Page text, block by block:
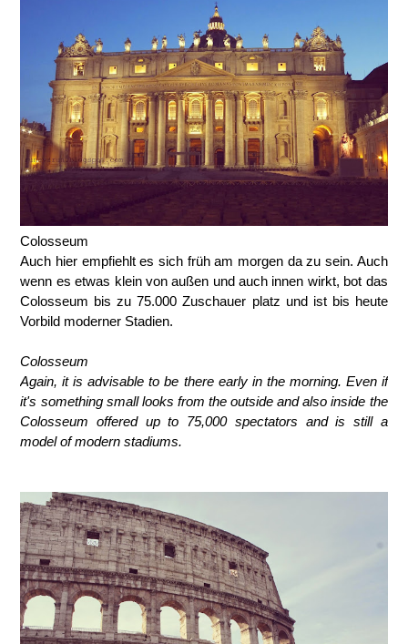
Colosseum
Auch hier empfiehlt es sich früh am morgen da zu sein. Auch
wenn es etwas klein von außen und auch innen wirkt, bot das
Colosseum bis zu 75.000 Zuschauer platz und ist bis heute
Vorbild moderner Stadien.
Colosseum
Again, it is advisable to be there early in the morning. Even if
it's something small looks from the outside and also inside the
Colosseum offered up to 75,000 spectators and is still a
model of modern stadiums.